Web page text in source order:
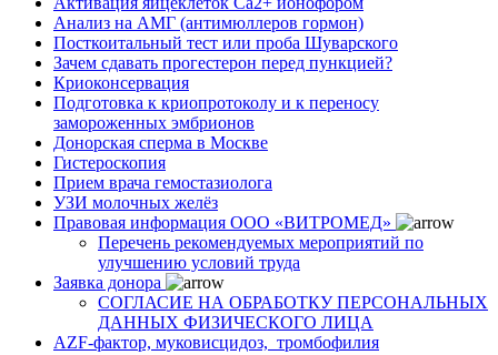
Анализ на АМГ (антимюллеров гормон)
Посткоитальный тест или проба Шуварского
Зачем сдавать прогестерон перед пункцией?
Криоконсервация
Подготовка к криопротоколу и к переносу
замороженных эмбрионов
Донорская сперма в Москве
Гистероскопия
Прием врача гемостазиолога
УЗИ молочных желёз
Правовая информация ООО «ВИТРОМЕД»
Перечень рекомендуемых мероприятий по
улучшению условий труда
Заявка донора
СОГЛАСИЕ НА ОБРАБОТКУ ПЕРСОНАЛЬНЫХ
ДАННЫХ ФИЗИЧЕСКОГО ЛИЦА
AZF-фактор, муковисцидоз, тромбофилия